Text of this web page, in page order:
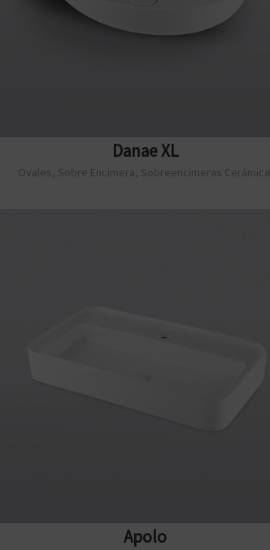
Danae XL
Ovales, Sobre Encimera, Sobreencimeras Cerámica
Apolo